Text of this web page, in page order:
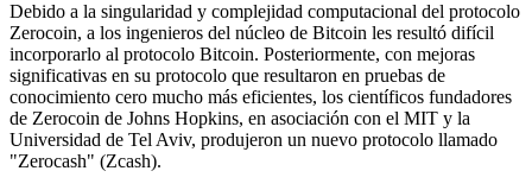
Debido a la singularidad y complejidad computacional del protocolo
Zerocoin, a los ingenieros del núcleo de Bitcoin les resultó difícil
incorporarlo al protocolo Bitcoin. Posteriormente, con mejoras
significativas en su protocolo que resultaron en pruebas de
conocimiento cero mucho más eficientes, los científicos fundadores
de Zerocoin de Johns Hopkins, en asociación con el MIT y la
Universidad de Tel Aviv, produjeron un nuevo protocolo llamado
"Zerocash" (Zcash).